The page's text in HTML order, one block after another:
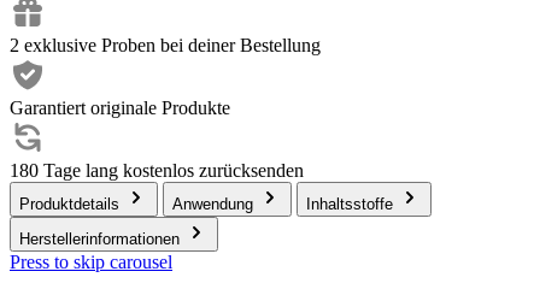
2 exklusive Proben bei deiner Bestellung
Garantiert originale Produkte
180 Tage lang kostenlos zurücksenden
Produktdetails Anwendung
Inhaltsstoffe
Herstellerinformationen
Press to skip carousel